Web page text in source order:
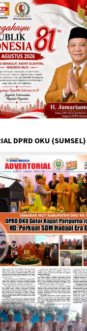
DPRD OKU (SUMSEL)